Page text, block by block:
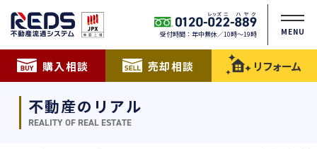
受付時間：年中無休／10時〜19時 MENU
購入相談 売却相談 リフォーム
不動産のリアル
REALITY OF REAL ESTATE